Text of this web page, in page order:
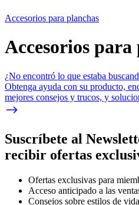
Accesorios para planchas
Accesorios para
¿No encontró lo que estaba
Obtenga ayuda con su producto,
mejores consejos y trucos, y
Suscríbete al
recibir ofertas
Ofertas exclusivas para
Acceso anticipado a las
Consejos sobre estilos de